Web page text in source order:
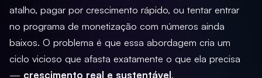
atalho, pagar por crescimento rápido, ou tentar entrar
no programa de monetização com números ainda
baixos. O problema é que essa abordagem cria um
ciclo vicioso que afasta exatamente o que ela precisa
— crescimento real e sustentável.